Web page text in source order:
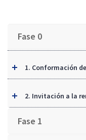
Fase 0
1. Conformación
2. Invitación a la
Fase 1